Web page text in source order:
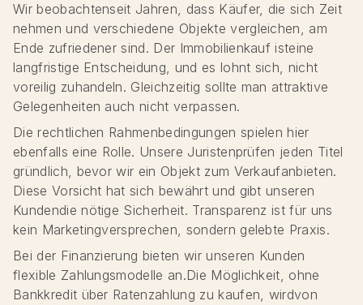
Wir beobachtenseit Jahren, dass Käufer, die sich Zeit
nehmen und verschiedene Objekte vergleichen, am
Ende zufriedener sind. Der Immobilienkauf isteine
langfristige Entscheidung, und es lohnt sich, nicht
voreilig zuhandeln. Gleichzeitig sollte man attraktive
Gelegenheiten auch nicht verpassen.
Die rechtlichen Rahmenbedingungen spielen hier
ebenfalls eine Rolle. Unsere Juristenprüfen jeden Titel
gründlich, bevor wir ein Objekt zum Verkaufanbieten.
Diese Vorsicht hat sich bewährt und gibt unseren
Kundendie nötige Sicherheit. Transparenz ist für uns
kein Marketingversprechen, sondern gelebte Praxis.
Bei der Finanzierung bieten wir unseren Kunden
flexible Zahlungsmodelle an.Die Möglichkeit, ohne
Bankkredit über Ratenzahlung zu kaufen, wirdvon